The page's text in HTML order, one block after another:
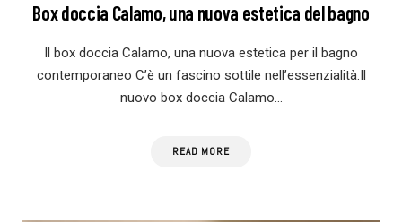
Box doccia Calamo, una nuova estetica del bagno
Il box doccia Calamo, una nuova estetica per il bagno
contemporaneo C’è un fascino sottile nell’essenzialità.Il
nuovo box doccia Calamo…
READ MORE